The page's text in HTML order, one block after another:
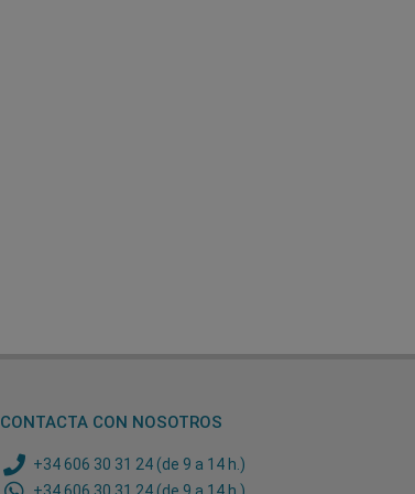
CONTACTA CON NOSOTROS
+34 606 30 31 24 (de 9 a 14 h.)